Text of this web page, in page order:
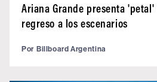
Ariana Grande presenta
regreso a los escenarios
Por Billboard Argentina